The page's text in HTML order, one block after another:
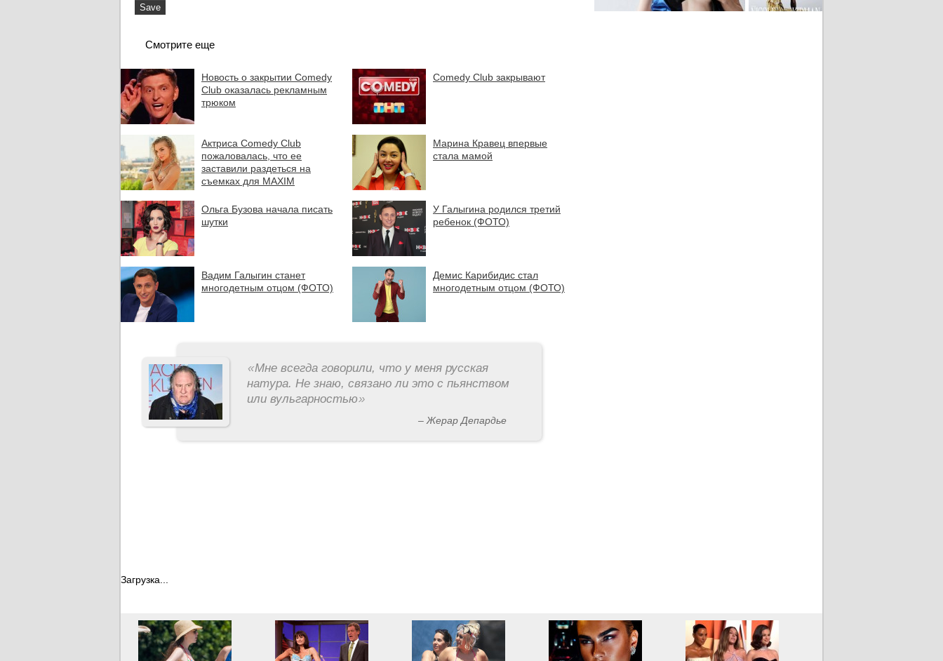
Смотрите еще
Новость о закрытии Comedy
Club оказалась рекламным
трюком
Comedy Club закрывают
Актриса Comedy Club
пожаловалась, что ее
заставили раздеться на
съемках для MAXIM
Марина Кравец впервые
стала мамой
Ольга Бузова начала писать
шутки
У Галыгина родился третий
ребенок (ФОТО)
Вадим Галыгин станет
многодетным отцом (ФОТО)
Демис Карибидис стал
многодетным отцом (ФОТО)
«Мне всегда говорили, что у меня русская
натура. Не знаю, связано ли это с пьянством
или вульгарностью»
– Жерар Депардье
Загрузка...